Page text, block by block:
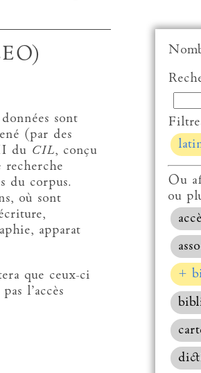
sont
(par des
du CIL, conçu
du corpus.
où sont
apparat
que ceux-ci
l’accès
Ou
ou
+